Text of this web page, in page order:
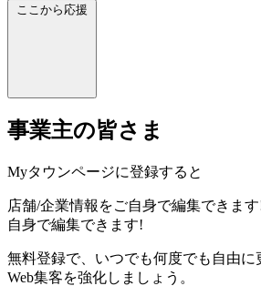
ここから応援
事業主の皆さま
Myタウンページに登録すると
店舗/企業情報をご自身で編集できま
自身で編集できます!
無料登録で、いつでも何度でも自由に
Web集客を強化しましょう。